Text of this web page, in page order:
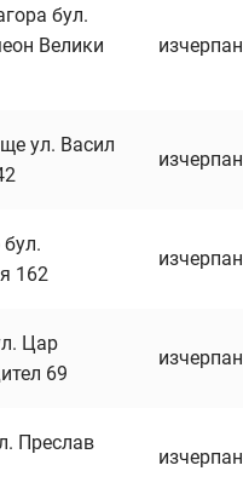
бул.
Велики
изчерпан
ул. Васил
изчерпан
162
изчерпан
Цар
69
изчерпан
Преслав
изчерпан